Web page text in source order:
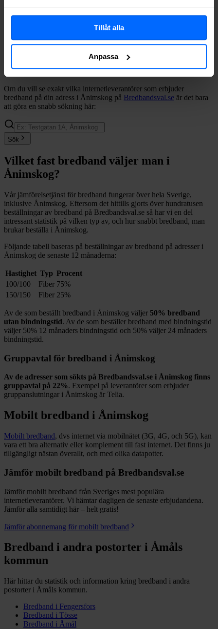
Tillåt alla
Anpassa
Tele2
Fiber
55%
Halebop
Fiber
35%
Internetport Fiber 18%
Om du vill se exakt vilka internetleverantörer som erbjuder
bredband på din adress i Ånimskog på Bredbandsval.se är det bara
att göra en snabb sökning här:
Sök
Vilket fast bredband väljer man i
Ånimskog?
Vår jämförelsetjänst för bredband fungerar över hela Sverige,
inklusive Ånimskog. Eftersom det hittills gjorts över hundratusen
beställningar av bredband på Bredbandsval.se så har vi en del
intressant statistik på vilken typ av, och hur snabbt bredband, man
brukar beställa i Ånimskog.
Följande tabell baseras på beställningar av bredband på adresser i
Ånimskog de senaste 12 månaderna:
Hastighet Typ Procent
100/100
Fiber 75%
150/150
Fiber 25%
Av de som beställt bredband i Ånimskog väljer 50% bredband
utan bindningstid. Av de som beställer bredband med bindningstid
väljer 50% 12 månaders bindningstid och 50% väljer 24 månaders
bindningstid.
Gruppavtal för bredband i Ånimskog
Av de adresser som sökts på Bredbandsval.se i Ånimskog finns
gruppavtal på 22%. Exempel på leverantörer som erbjuder
gruppanslutningar i Ånimskog är Telia.
Mobilt bredband i Ånimskog
Mobilt bredband, dvs internet via mobilnätet (3G, 4G, och 5G), kan
vara ett bra alternativ eller komplement till fast internet. Det finns ju
tillgängligt nästan överallt, och med olika datapotter.
Jämför mobilt bredband på Bredbandsval.se
Jämför mobilt bredband från Sveriges mest populära
internetleverantörer. Vi hämtar dagligen de senaste erbjudandena.
Jämför alla samtidigt här – helt gratis!
Jämför abonnemang för mobilt bredband
Bredband i andra postorter i Åmåls
kommun
Här hittar du statistik och information kring bredband i andra
postorter i Åmåls kommun.
Bredband i Fengersfors
Bredband i Tösse
Bredband i Åmål